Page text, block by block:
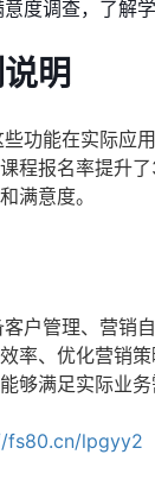
度调查，了解
明
功能在实际应
程报名率提升
满意度。
户管理、营销
率、优化营销
够满足实际业务
fs80.cn/lpgyy2